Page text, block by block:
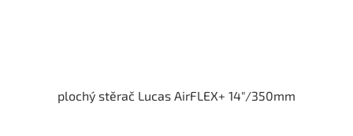
plochý stěrač Lucas AirFLEX+ 14"/350mm